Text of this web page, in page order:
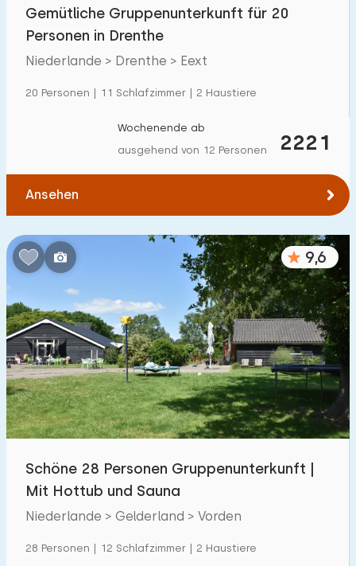
Gemütliche Gruppenunterkunft für 20
Personen in Drenthe
Niederlande > Drenthe > Eext
20 Personen | 11 Schlafzimmer | 2 Haustiere
2221
Wochenende ab
ausgehend von 12 Personen
Ansehen
9,6
Schöne 28 Personen Gruppenunterkunft |
Mit Hottub und Sauna
Niederlande > Gelderland > Vorden
28 Personen | 12 Schlafzimmer | 2 Haustiere